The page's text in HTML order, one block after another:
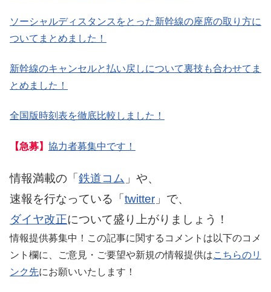
ソーシャルディスタンスをとった新幹線の座席の取り方に
ついてまとめました！
新幹線のキャンセルと払い戻しについて裏技も合わせてま
とめました！
全国版時刻表を徹底比較しました！
【急募】 協力者募集中です！
情報満載の「 鉄道コム 」や、
速報を行なっている「 twitter 」で、
ダイヤ改正について盛り上がりましょう！
情報提供募集中！この記事に関するコメントは以下のコメ
ント欄に、ご意見・ご要望や新規の情報提供はこちらのリ
ンク先にお願いいたします！